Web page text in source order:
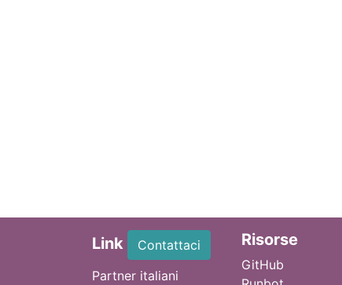
Link
Contattaci
Partner italiani
Risorse
GitHub